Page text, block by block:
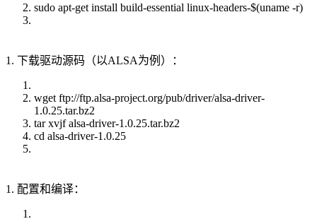
sudo apt-get install build-essential linux-headers-$(uname -r)
1. 下载驱动源码（以ALSA为例）：
wget ftp://ftp.alsa-project.org/pub/driver/alsa-driver-
1.0.25.tar.bz2
tar xvjf alsa-driver-1.0.25.tar.bz2
cd alsa-driver-1.0.25
1. 配置和编译：